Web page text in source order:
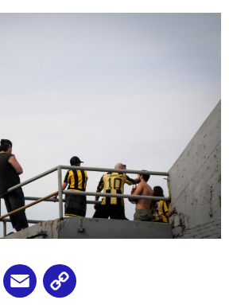
WhatsApp
Email